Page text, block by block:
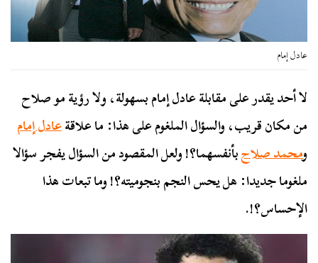
عادل إمام
لا أحد يقدر على مقابلة عادل إمام بسهولة، ولا رؤية مو صلاح
من مكان قريب، والسؤال الملغوم على هذا: ما علاقةعادل إمام
ومحمد صلاحبأنفسهما؟! ولعل المقصود من السؤال يفجر سؤالا
ملغوما جديدا: هل يحس النجم بنجوميته؟! وما تبعات هذا
الإحساس؟!.